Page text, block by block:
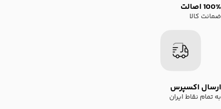
100% اصالت
ضمانت کالا
ارسال اکسپرس
به تمام نقاط ایران